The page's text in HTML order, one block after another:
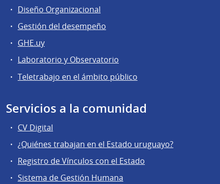
Diseño Organizacional
Gestión del desempeño
GHE.uy
Laboratorio y Observatorio
Teletrabajo en el ámbito público
Servicios a la comunidad
CV Digital
¿Quiénes trabajan en el Estado uruguayo?
Registro de Vínculos con el Estado
Sistema de Gestión Humana